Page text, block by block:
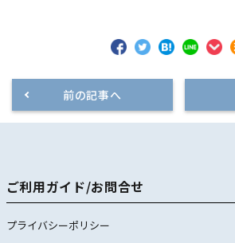
前の記事へ
ご利用ガイド/お問合せ
プライバシーポリシー